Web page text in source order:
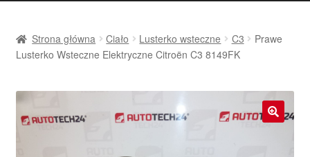
Dostawa
Kontakt
Strona główna Ciało Lusterko wsteczne C3
Prawe
Lusterko Wsteczne Elektryczne Citroën C3 8149FK